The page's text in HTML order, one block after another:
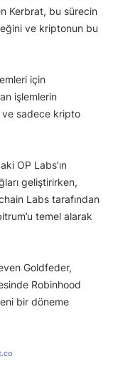
Kerbrat, bu sürecin
ve kriptonun bu
için
işlemlerin
sadece kripto
OP Labs’ın
geliştirirken,
Labs tarafından
temel alarak
Goldfeder,
Robinhood
bir döneme